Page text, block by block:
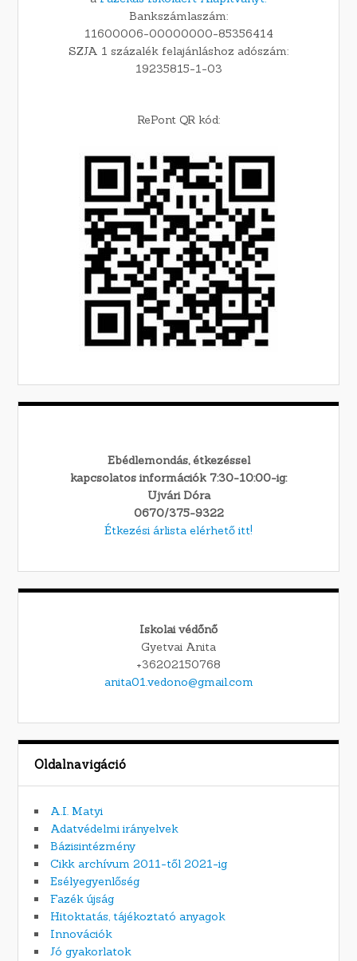
Bankszámlaszám:
11600006-00000000-85356414
SZJA 1 százalék felajánláshoz adószám:
19235815-1-03
RePont QR kód:
Ebédlemondás, étkezéssel
kapcsolatos információk 7:30-10:00-ig:
Ujvári Dóra
0670/375-9322
Étkezési árlista elérhető itt!
Iskolai védőnő
Gyetvai Anita
+36202150768
anita01.vedono@gmail.com
Oldalnavigáció
A.I. Matyi
Adatvédelmi irányelvek
Bázisintézmény
Cikk archívum 2011-től 2021-ig
Esélyegyenlőség
Fazék újság
Hitoktatás, tájékoztató anyagok
Innovációk
Jó gyakorlatok